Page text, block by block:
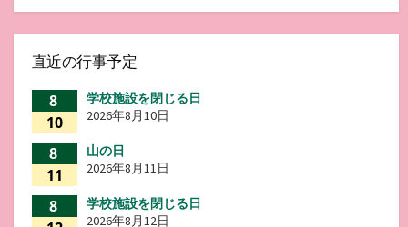
直近の行事予定
8
10
学校施設を閉じる日
2026年8月10日
8
11
山の日
2026年8月11日
8
学校施設を閉じる日
2026年8月12日